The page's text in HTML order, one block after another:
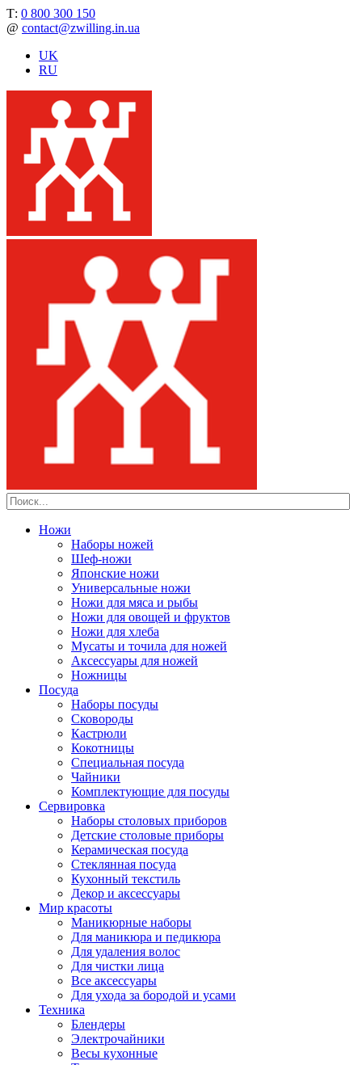
Т: 0 800 300 150
@ contact@zwilling.in.ua
UK
RU
Ножи
Наборы ножей
Шеф-ножи
Японские ножи
Универсальные ножи
Ножи для мяса и рыбы
Ножи для овощей и фруктов
Ножи для хлеба
Мусаты и точила для ножей
Аксессуары для ножей
Ножницы
Посуда
Наборы посуды
Сковороды
Кастрюли
Кокотницы
Специальная посуда
Чайники
Комплектующие для посуды
Сервировка
Наборы столовых приборов
Детские столовые приборы
Керамическая посуда
Стеклянная посуда
Кухонный текстиль
Декор и аксессуары
Мир красоты
Маникюрные наборы
Для маникюра и педикюра
Для удаления волос
Для чистки лица
Все аксессуары
Для ухода за бородой и усами
Техника
Блендеры
Электрочайники
Весы кухонные